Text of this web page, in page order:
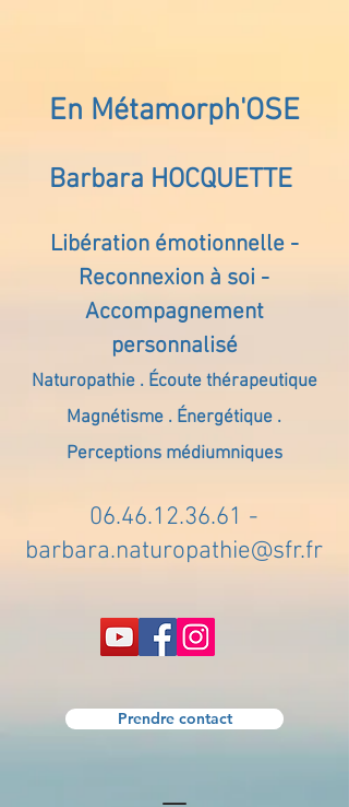
En Métamorph'OSE
Barbara HOCQUETTE
Libération émotionnelle -
Reconnexion à soi -
Accompagnement
personnalisé
Naturopathie . Écoute thérapeutique
Magnétisme . Énergétique .
Perceptions médiumniques
06.46.12.36.61 -
barbara.naturopathie@sfr.fr
Prendre contact